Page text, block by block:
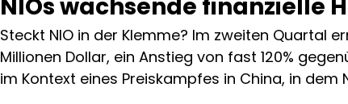
NIOs wachsende finanzielle
Steckt NIO in der Klemme? Im zweiten Quartal
Millionen Dollar, ein Anstieg von fast 120%
im Kontext eines Preiskampfes in China, in dem